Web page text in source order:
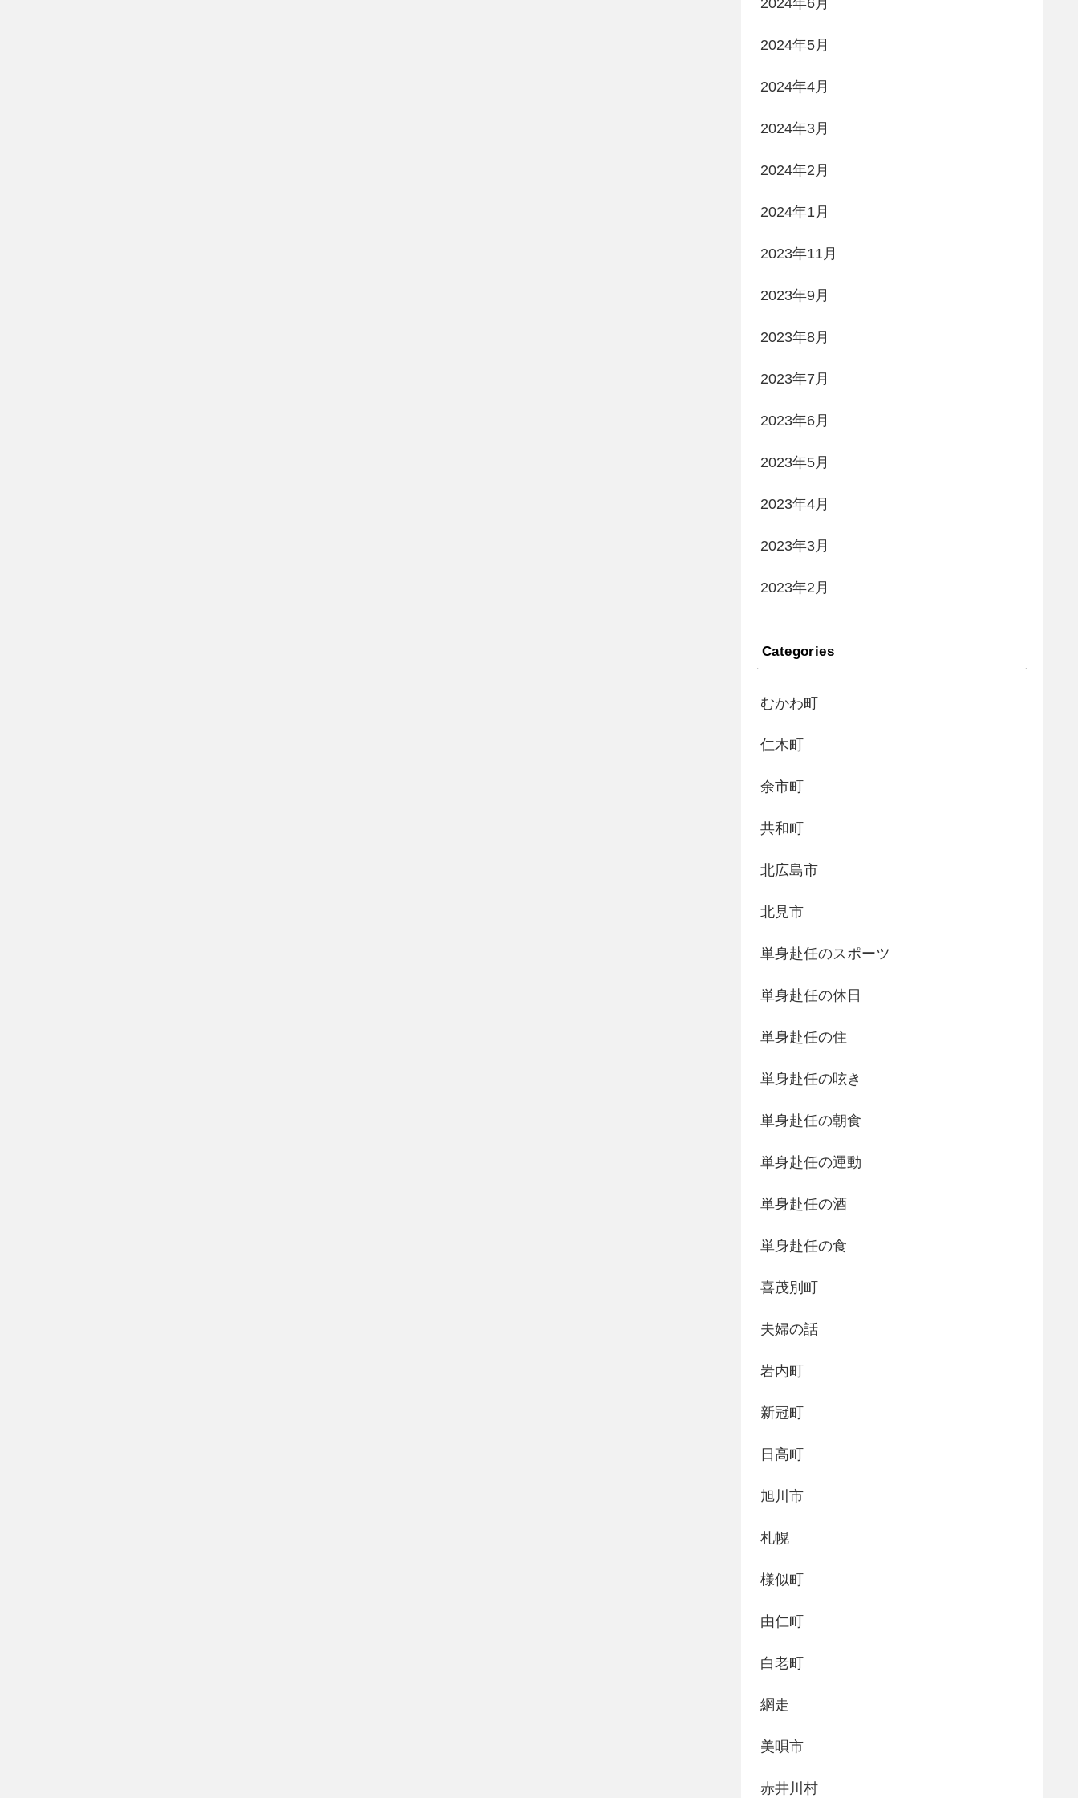
2024年6月
2024年5月
2024年4月
2024年3月
2024年2月
2024年1月
2023年11月
2023年9月
2023年8月
2023年7月
2023年6月
2023年5月
2023年4月
2023年3月
2023年2月
Categories
むかわ町
仁木町
余市町
共和町
北広島市
北見市
単身赴任のスポーツ
単身赴任の休日
単身赴任の住
単身赴任の呟き
単身赴任の朝食
単身赴任の運動
単身赴任の酒
単身赴任の食
喜茂別町
夫婦の話
岩内町
新冠町
日高町
旭川市
札幌
様似町
由仁町
白老町
網走
美唄市
赤井川村